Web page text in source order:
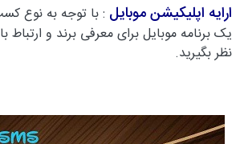
ارایه اپلیکیشن موبایل : با توجه به نوع
یک برنامه موبایل برای معرفی برند و ارتباط
نظر بگیرید.